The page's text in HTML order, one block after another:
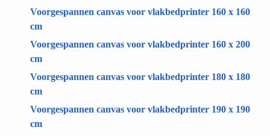
Voorgespannen canvas voor vlakbedprinter 160 x 160
cm
Voorgespannen canvas voor vlakbedprinter 160 x 200
cm
Voorgespannen canvas voor vlakbedprinter 180 x 180
cm
Voorgespannen canvas voor vlakbedprinter 190 x 190
cm